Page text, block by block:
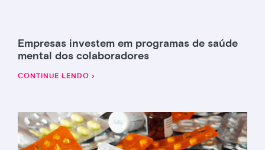
Empresas investem em programas de saúde
mental dos colaboradores
CONTINUE LENDO ›